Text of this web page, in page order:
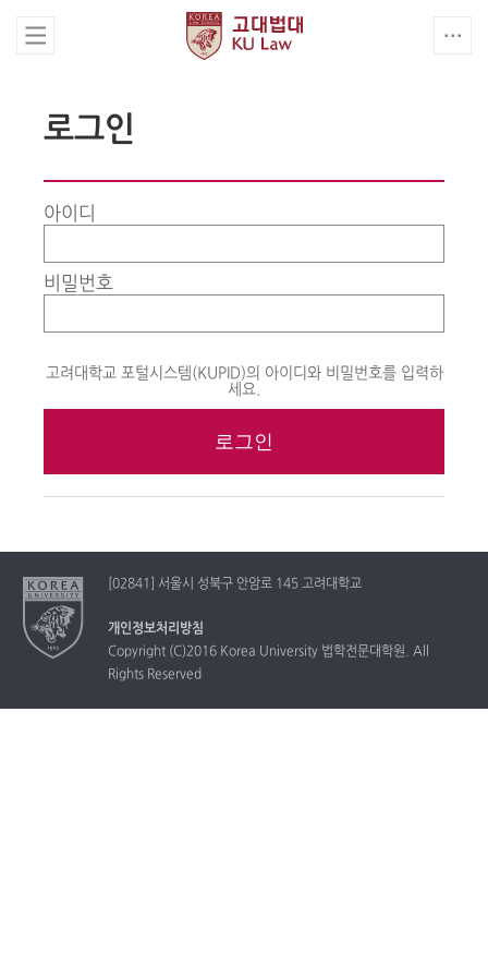
로그인
아이디
비밀번호
고려대학교 포털시스템(KUPID)의 아이디와 비밀번호를 입력하
세요.
[02841] 서울시 성북구 안암로 145 고려대학교
개인정보처리방침
Copyright (C)2016 Korea University 법학전문대학원. All
Rights Reserved